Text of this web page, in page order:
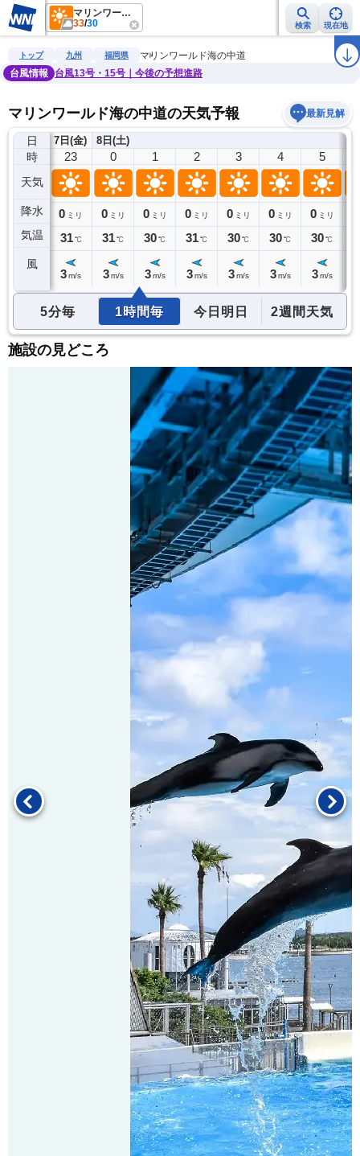
マリンワールド海の中道
33/30 検索 現在地
雨雲レーダー 台風情報 地震情報 警報・注意報 ラ
トップ 九州 福岡県
マリンワールド海の中道
台風情報
台風13号・15号｜今後の予想進路
マリンワールド海の中道の天気予報 最新見解
日
時
天気
降水
気温
風
7日(金)
22
0ミリ
31℃
23
0 ミリ
31 ℃
3m/s
8日(土)
0
0 ミリ
31℃
3 m/s
1
0 ミリ
30℃
3 m/s
2
0 ミリ
31℃
3 m/s
3
0 ミリ
30℃
3 m/s
4
0 ミリ
30℃
3 m/s
5
0 ミリ
30℃
3 m/s
5分毎 1時間毎 今日明日 2週間天気
施設の見どころ